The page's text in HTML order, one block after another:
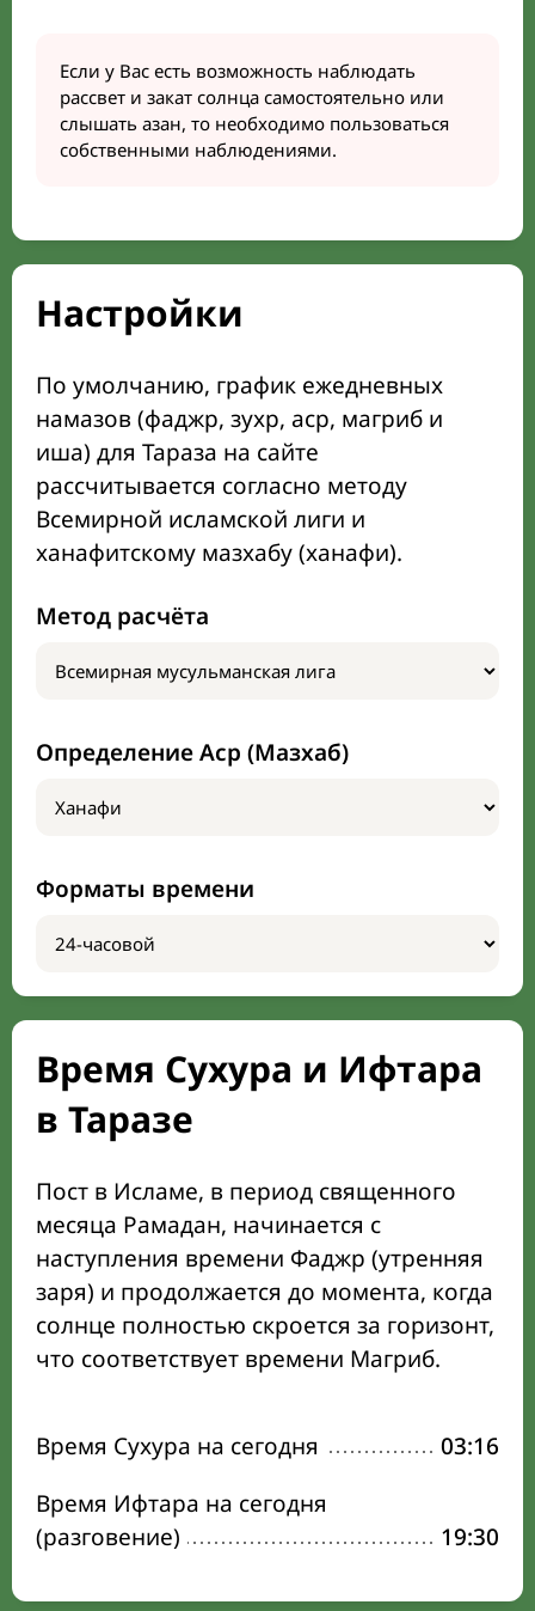
Если у Вас есть возможность наблюдать
рассвет и закат солнца самостоятельно или
слышать азан, то необходимо пользоваться
собственными наблюдениями.
Настройки
По умолчанию, график ежедневных
намазов (фаджр, зухр, аср, магриб и
иша) для Тараза на сайте
рассчитывается согласно методу
Всемирной исламской лиги и
ханафитскому мазхабу (ханафи).
Метод расчёта
Определение Аср (Мазхаб)
Форматы времени
Время Сухура и Ифтара
в Таразе
Пост в Исламе, в период священного
месяца Рамадан, начинается с
наступления времени Фаджр (утренняя
заря) и продолжается до момента, когда
солнце полностью скроется за горизонт,
что соответствует времени Магриб.
Время Сухура на сегодня
03:16
Время Ифтара на сегодня
(разговение)
19:30